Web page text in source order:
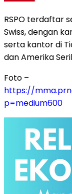
RSPO terdaftar
Swiss, dengan
serta kantor di
dan Amerika
Foto –
https://
p=medium600